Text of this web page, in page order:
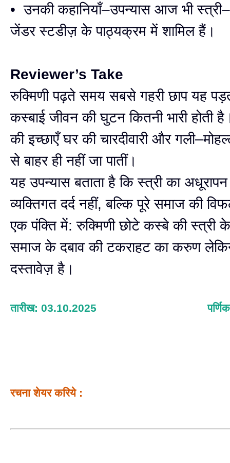
• उनकी कहानियाँ–उपन्यास आज भी
जेंडर स्टडीज़ के पाठ्यक्रम में शामिल हैं।
Reviewer’s Take
रुक्मिणी पढ़ते समय सबसे गहरी छाप यह
कस्बाई जीवन की घुटन कितनी भारी होती
की इच्छाएँ घर की चारदीवारी और
से बाहर ही नहीं जा पातीं।
यह उपन्यास बताता है कि स्त्री का
व्यक्तिगत दर्द नहीं, बल्कि पूरे समाज की
एक पंक्ति में: रुक्मिणी छोटे कस्बे की स्त्री
समाज के दबाव की टकराहट का करुण
दस्तावेज़ है।
तारीख: 03.10.2025
रचना शेयर करिये :